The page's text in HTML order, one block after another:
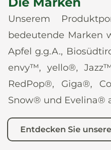
Unserem
bedeutende Marken
Apfel g.g.A.,
envy™, yello®,
RedPop®, Giga®,
Snow® und Evelina®
Entdecken Sie